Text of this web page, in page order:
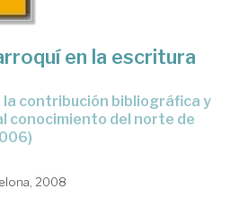
en la escritura
conocimiento del norte de
2008